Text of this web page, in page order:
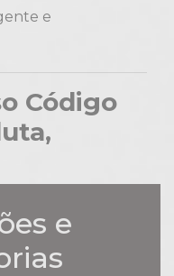
e
Código
e